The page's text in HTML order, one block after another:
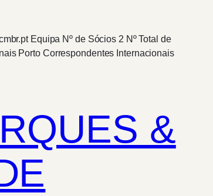
Equipa Nº de Sócios 2 Nº Total de
Porto Correspondentes Internacionais
&